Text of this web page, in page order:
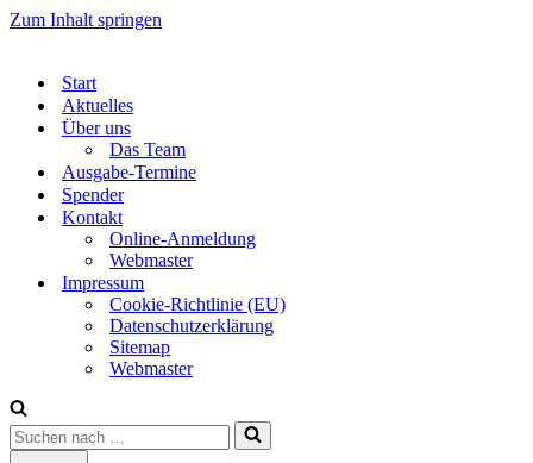
Zum Inhalt springen
Start
Aktuelles
Über uns
Das Team
Ausgabe-Termine
Spender
Kontakt
Online-Anmeldung
Webmaster
Impressum
Cookie-Richtlinie (EU)
Datenschutzerklärung
Sitemap
Webmaster
Suchen
nach …